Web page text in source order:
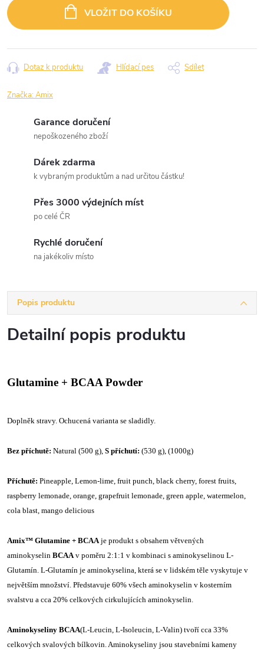
cena:
VLOŽIT DO KOŠÍKU
Dotaz k produktu Hlídací pes Sdílet
Značka:Amix
Garance doručení
nepoškozeného zboží
Dárek zdarma
k vybraným produktům a nad určitou částku!
Přes 3000 výdejních míst
po celé ČR
Rychlé doručení
na jakékoliv místo
Popis produktu
Detailní popis produktu
Glutamine + BCAA Powder
Doplněk stravy. Ochucená varianta se sladidly.
Bez příchutě: Natural (500 g), S příchutí: (530 g), (1000g)
Příchutě: Pineapple, Lemon-lime, fruit punch, black cherry, forest fruits,
raspberry lemonade, orange, grapefruit lemonade, green apple, watermelon,
cola blast, mango delicious
Amix™ Glutamine + BCAA je produkt s obsahem větvených
aminokyselin BCAA v poměru 2:1:1 v kombinaci s aminokyselinou L-
Glutamín. L-Glutamín je aminokyselina, která se v lidském těle vyskytuje v
největším množství. Představuje 60% všech aminokyselin v kosterním
svalstvu a cca 20% celkových cirkulujících aminokyselin.
Aminokyseliny BCAA(L-Leucin, L-Isoleucin, L-Valin) tvoří cca 33%
celkových svalových bílkovin. Aminokyseliny jsou stavebními kameny